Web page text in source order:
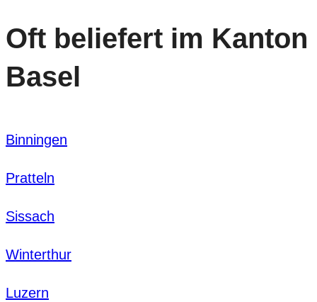
Oft beliefert im Kanton
Basel
Binningen
Pratteln
Sissach
Winterthur
Luzern